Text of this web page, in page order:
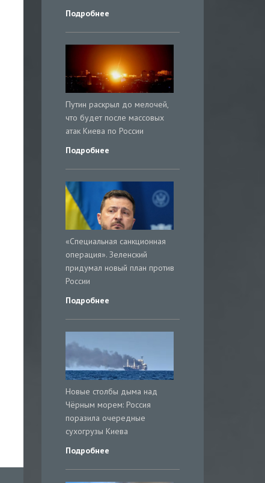
Подробнее
Путин раскрыл до мелочей,
что будет после массовых
атак Киева по России
Подробнее
«Специальная санкционная
операция». Зеленский
придумал новый план против
России
Подробнее
Новые столбы дыма над
Чёрным морем: Россия
поразила очередные
сухогрузы Киева
Подробнее